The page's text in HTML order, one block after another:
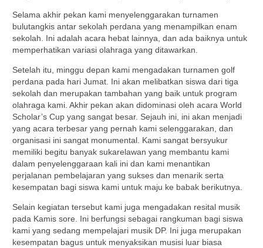
Selama akhir pekan kami menyelenggarakan turnamen
bulutangkis antar sekolah perdana yang menampilkan enam
sekolah. Ini adalah acara hebat lainnya, dan ada baiknya untuk
memperhatikan variasi olahraga yang ditawarkan.
Setelah itu, minggu depan kami mengadakan turnamen golf
perdana pada hari Jumat. Ini akan melibatkan siswa dari tiga
sekolah dan merupakan tambahan yang baik untuk program
olahraga kami. Akhir pekan akan didominasi oleh acara World
Scholar’s Cup yang sangat besar. Sejauh ini, ini akan menjadi
yang acara terbesar yang pernah kami selenggarakan, dan
organisasi ini sangat monumental. Kami sangat bersyukur
memiliki begitu banyak sukarelawan yang membantu kami
dalam penyelenggaraan kali ini dan kami menantikan
perjalanan pembelajaran yang sukses dan menarik serta
kesempatan bagi siswa kami untuk maju ke babak berikutnya.
Selain kegiatan tersebut kami juga mengadakan resital musik
pada Kamis sore. Ini berfungsi sebagai rangkuman bagi siswa
kami yang sedang mempelajari musik DP. Ini juga merupakan
kesempatan bagus untuk menyaksikan musisi luar biasa